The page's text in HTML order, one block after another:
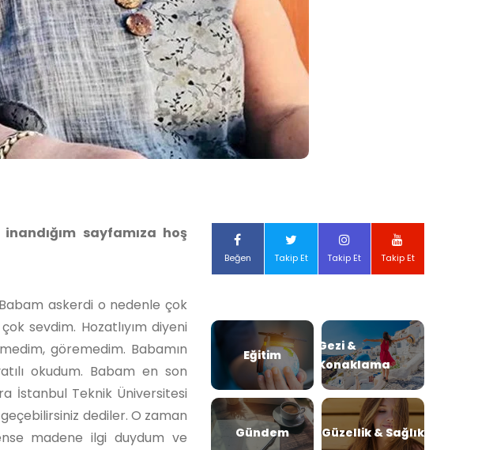
sayfamıza hoş
askerdi o nedenle çok
sevdim. Hozatlıyım diyeni
göremedim. Babamın
okudum. Babam en son
İstanbul Teknik Üniversitesi
dediler. O zaman
madene ilgi duydum ve
Beğen Takip Et Takip Et Takip Et
Eğitim
Gezi &
Konaklama
Gündem Güzellik & Sağlık